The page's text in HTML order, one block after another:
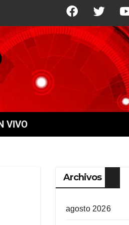
9 Ago +22°C
VIVO
Archivos
agosto 2026